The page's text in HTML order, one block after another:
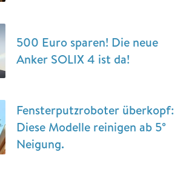
500 Euro sparen! Die neue
Anker SOLIX 4 ist da!
Fensterputzroboter überkopf:
Diese Modelle reinigen ab 5°
Neigung.